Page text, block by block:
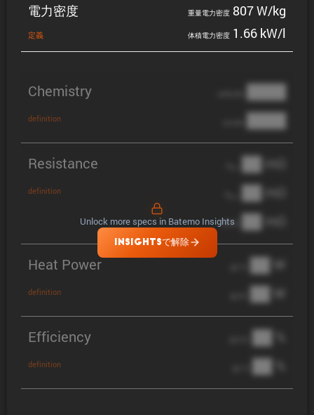
電力密度
定義
重量電力密度 807 W/kg
体積電力密度 1.66 kW/l
Chemistry
definition
████
████
Resistance
definition
██ mΩ
██ mΩ
DCIR ██ mΩ
Heat Power
definition
██ W
██ W
Efficiency
definition
██ %
██ %
Unlock more specs in Batemo Insights
INSIGHTSで解除